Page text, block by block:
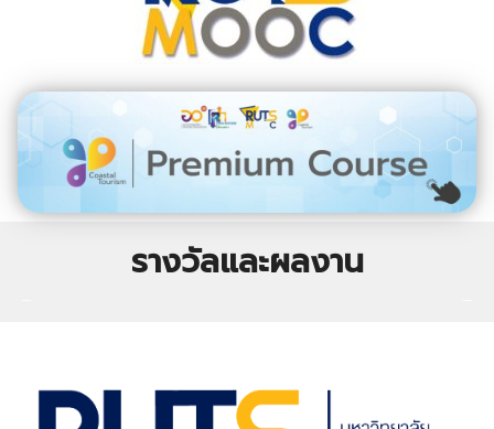
รางวัลและผลงาน